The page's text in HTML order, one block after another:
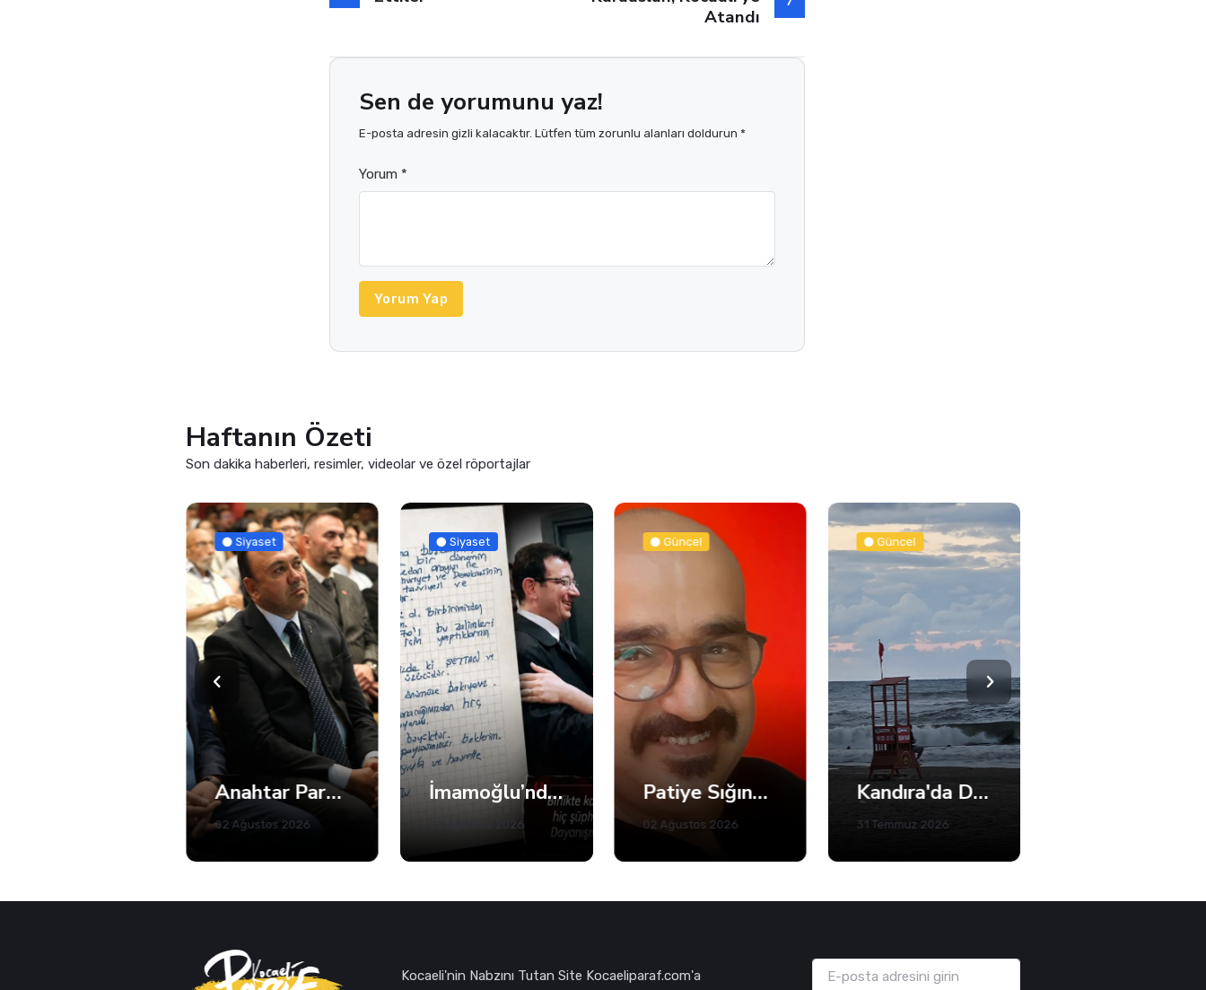
Atandı
Sen de yorumunu yaz!
E-posta adresin gizli kalacaktır. Lütfen tüm zorunlu alanları doldurun *
Yorum *
Yorum Yap
Haftanın Özeti
Son dakika haberleri, resimler, videolar ve özel röportajlar
Siyaset
İmamoğlu’ndan Fatma Başkan’a Dayanışma Mektubu
02 Ağustos 2026
Güncel
Patiye Sığınan İnsan
02 Ağustos 2026
Güncel
Kandıra'da Denize Girişlere Kısıtlama! Sadece 5 Plaj Açık
31 Temmuz 2026
Güncel
21 Yaşındaki Efe Berat Mama Hayatını Kaybetti
02 Ağustos 2026
Kocaeli'nin Nabzını Tutan Site Kocaeliparaf.com'a